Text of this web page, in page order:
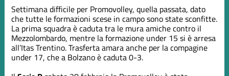
Settimana difficile per Promovolley, quella passata, dato
che tutte le formazioni scese in campo sono state sconfitte.
La prima squadra è caduta tra le mura amiche contro il
Mezzolombardo, mentre la formazione under 15 si è arresa
all’Itas Trentino. Trasferta amara anche per la compagine
under 17, che a Bolzano è caduta 0-3.